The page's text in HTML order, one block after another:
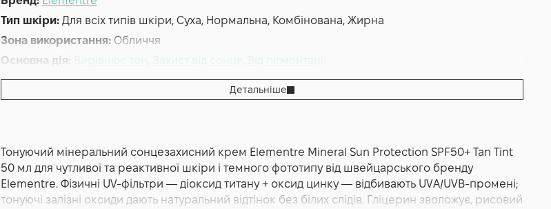
Тип шкіри: Для всіх типів шкіри, Суха, Нормальна, Комбінована, Жирна
Зона використання: Обличчя
Основна дія: Вирівнює тон Захист від сонця
Від пігментації
Форма випуску:Крем
Країна:Швейцарія
Детальніше
Тонуючий мінеральний сонцезахисний крем Elementre Mineral Sun Protection SPF50+ Tan Tint
50 мл для чутливої та реактивної шкіри і темного фототипу від швейцарського бренду
Elementre. Фізичні UV-фільтри — діоксид титану + оксид цинку — відбивають UVA/UVB-промені;
тонуючі залізні оксиди дають натуральний відтінок без білих слідів. Гліцерин зволожує, рисовий